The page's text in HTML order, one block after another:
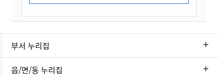
부서 누리집
읍/면/동 누리집